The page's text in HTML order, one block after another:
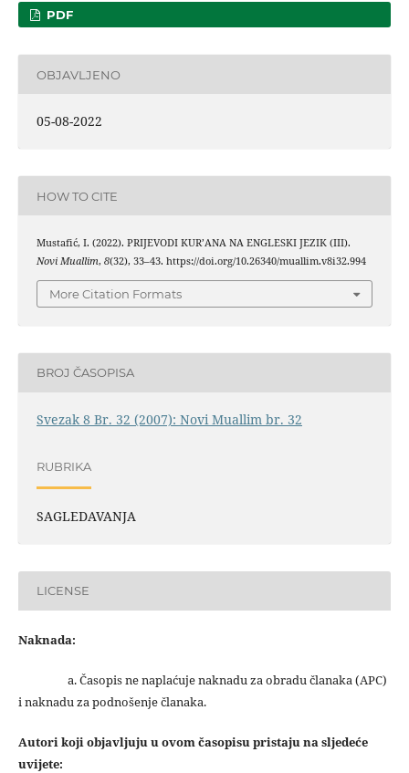
PDF
OBJAVLJENO
05-08-2022
HOW TO CITE
Mustafić, I. (2022). PRIJEVODI KUR’ANA NA ENGLESKI JEZIK (III).
Novi Muallim, 8(32), 33–43. https://doi.org/10.26340/muallim.v8i32.994
More Citation Formats
BROJ ČASOPISA
Svezak 8 Br. 32 (2007): Novi Muallim br. 32
RUBRIKA
SAGLEDAVANJA
LICENSE
Naknada:
a. Časopis ne naplaćuje naknadu za obradu članaka (APC)
i naknadu za podnošenje članaka.
Autori koji objavljuju u ovom časopisu pristaju na sljedeće
uvijete: